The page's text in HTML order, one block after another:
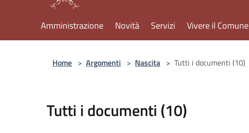
Amministrazione Novità Servizi Vivere il Comune
Home > Argomenti > Nascita > Tutti i documenti (10)
Tutti i documenti (10)